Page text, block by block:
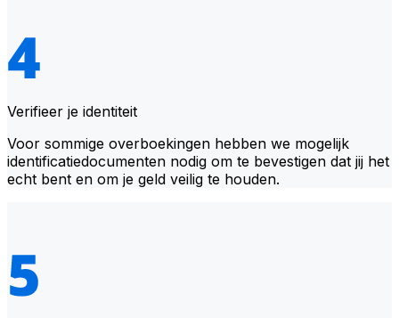
Verifieer je identiteit
Voor sommige overboekingen hebben we mogelijk
identificatiedocumenten nodig om te bevestigen dat jij het
echt bent en om je geld veilig te houden.